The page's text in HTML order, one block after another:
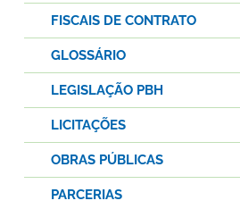
FISCAIS DE CONTRATO
GLOSSÁRIO
LEGISLAÇÃO PBH
LICITAÇÕES
OBRAS PÚBLICAS
PARCERIAS